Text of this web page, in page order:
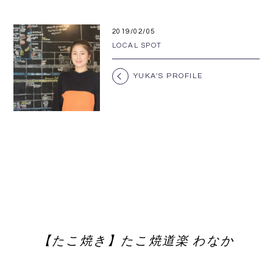
2019/02/05
LOCAL SPOT
YUKA'S PROFILE
【たこ焼き】たこ焼道楽 わなか